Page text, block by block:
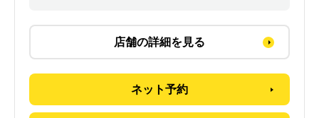
店舗の詳細を見る
ネット予約